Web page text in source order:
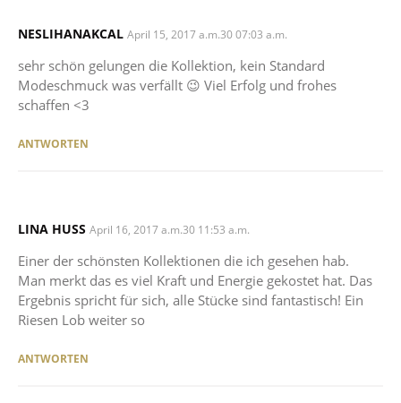
NESLIHANAKCAL SAYS:
April 15, 2017 a.m.30 07:03 a.m.
sehr schön gelungen die Kollektion, kein Standard
Modeschmuck was verfällt 😉 Viel Erfolg und frohes
schaffen <3
ANTWORTEN
LINA HUSS SAYS:
April 16, 2017 a.m.30 11:53 a.m.
Einer der schönsten Kollektionen die ich gesehen hab.
Man merkt das es viel Kraft und Energie gekostet hat. Das
Ergebnis spricht für sich, alle Stücke sind fantastisch! Ein
Riesen Lob weiter so
ANTWORTEN